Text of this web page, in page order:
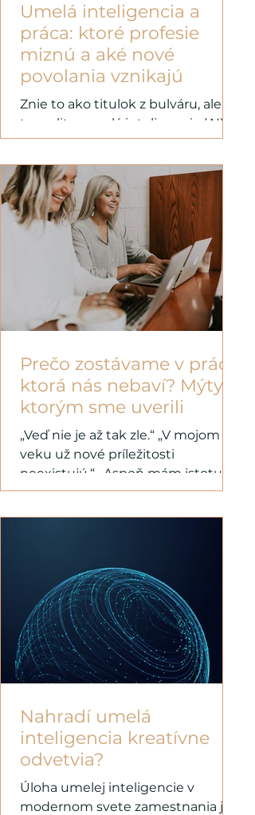
Umelá inteligencia a
práca: ktoré profesie
miznú a aké nové
povolania vznikajú
Znie to ako titulok z bulváru, ale je
to realita: umelá inteligencia (AI)
mení svet práce rýchlejšie, než
stíhame zmeniť svoje heslá. A...
Prečo zostávame v práci,
ktorá nás nebaví? Mýty,
ktorým sme uverili
„Veď nie je až tak zle.“ „V mojom
veku už nové príležitosti
neexistujú.“ „Aspoň mám istotu.“
Tieto a podobné vety si hovorí
Nahradí umelá
inteligencia kreatívne
odvetvia?
Úloha umelej inteligencie v
modernom svete zamestnania je